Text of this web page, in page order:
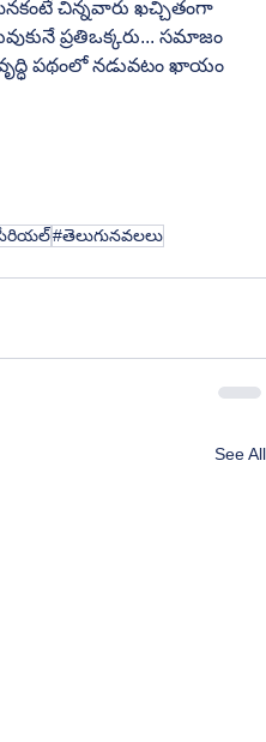
చిన్నవారు ఖచ్చితంగా
ప్రతిఒక్కరు... సమాజం
పథంలో నడువటం ఖాయం
#తెలుగునవలలు
See All